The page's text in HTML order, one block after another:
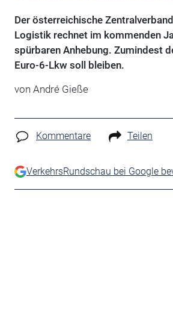
Der österreichische
Logistik rechnet im kommenden
spürbaren Anhebung. Zumindest
Euro-6-Lkw soll bleiben.
von André Gieße
Kommentare Teilen
VerkehrsRundschau bei Google